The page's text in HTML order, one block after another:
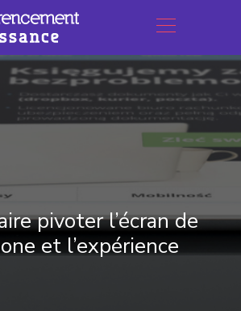
pivoter l’écran de
et l’expérience